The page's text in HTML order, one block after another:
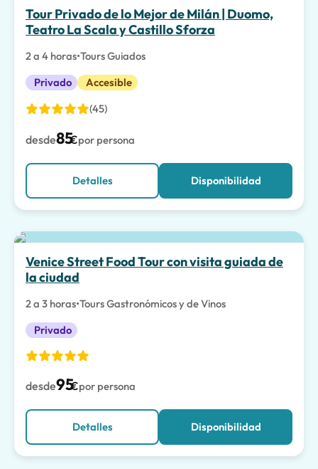
La mejor opción
Tour Privado de lo Mejor de Milán | Duomo,
Teatro La Scala y Castillo Sforza
2 a 4 horas•Tours Guiados
Privado
Accesible
(45)
desde85€por persona
Detalles Disponibilidad
Venice Street Food Tour con visita guiada de
la ciudad
2 a 3 horas•Tours Gastronómicos y de Vinos
Privado
desde95€por persona
Detalles Disponibilidad